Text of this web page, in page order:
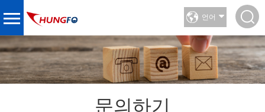
언어
문의하기